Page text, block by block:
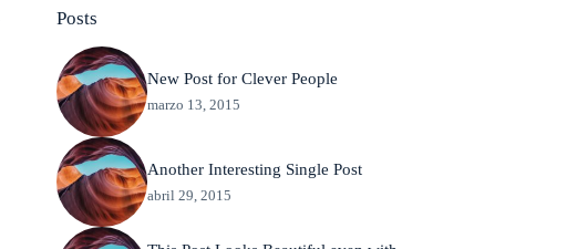
Posts
New Post for Clever People
marzo 13, 2015
Another Interesting Single Post
abril 29, 2015